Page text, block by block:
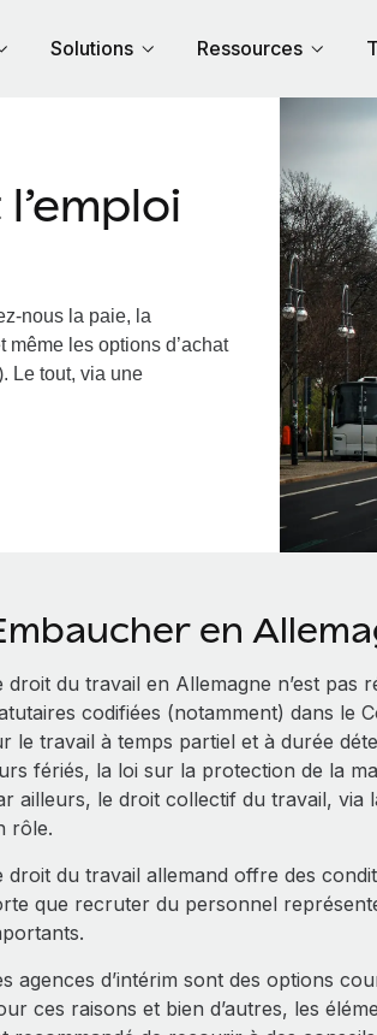
Solutions Ressources
nous la paie, la
les options d’achat
Le tout, via une
en
droit du travail en Allemagne n’est pas
codifiées (notamment) dans le
le travail à temps partiel et à durée
fériés, la loi sur la protection de la
ailleurs, le droit collectif du travail, via
rôle.
droit du travail allemand offre des
que recruter du personnel
agences d’intérim sont des options
ces raisons et bien d’autres, les